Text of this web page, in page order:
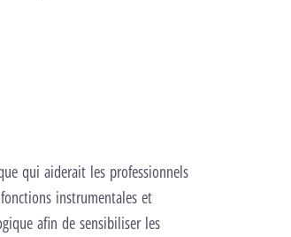
qui aiderait les professionnels
instrumentales et
afin de sensibiliser les